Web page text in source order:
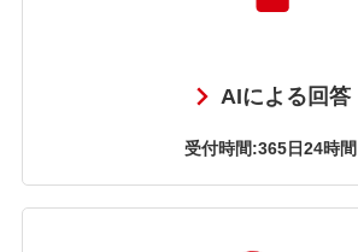
AIによる回答
受付時間:365日24時間